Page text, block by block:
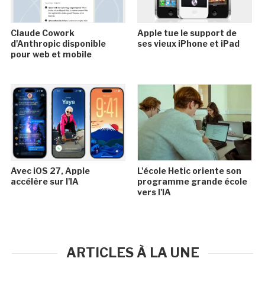
Claude Cowork
d'Anthropic disponible
pour web et mobile
Apple tue le support de
ses vieux iPhone et iPad
Avec iOS 27, Apple
accélère sur l'IA
L'école Hetic oriente son
programme grande école
vers l'IA
ARTICLES À LA UNE